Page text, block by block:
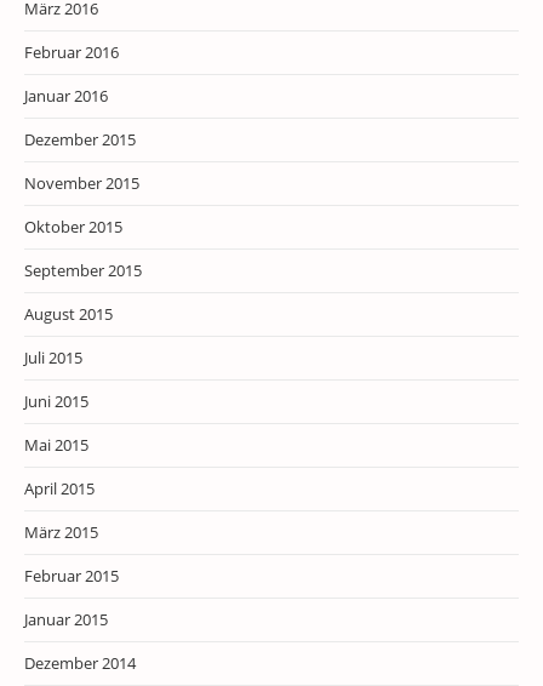
März 2016
Februar 2016
Januar 2016
Dezember 2015
November 2015
Oktober 2015
September 2015
August 2015
Juli 2015
Juni 2015
Mai 2015
April 2015
März 2015
Februar 2015
Januar 2015
Dezember 2014